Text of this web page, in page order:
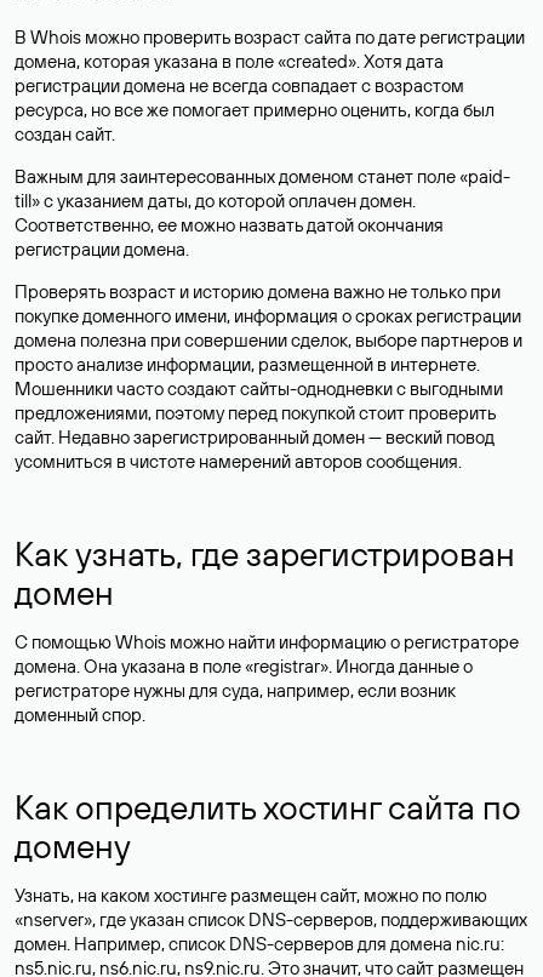
В Whois можно проверить возраст сайта по дате регистрации
домена, которая указана в поле «created». Хотя дата
регистрации домена не всегда совпадает с возрастом
ресурса, но все же помогает примерно оценить, когда был
создан сайт.
Важным для заинтересованных доменом станет поле «paid-
till» с указанием даты, до которой оплачен домен.
Соответственно, ее можно назвать датой окончания
регистрации домена.
Проверять возраст и историю домена важно не только при
покупке доменного имени, информация о сроках регистрации
домена полезна при совершении сделок, выборе партнеров и
просто анализе информации, размещенной в интернете.
Мошенники часто создают сайты-однодневки с выгодными
предложениями, поэтому перед покупкой стоит проверить
сайт. Недавно зарегистрированный домен — веский повод
усомниться в чистоте намерений авторов сообщения.
Как узнать, где зарегистрирован
домен
С помощью Whois можно найти информацию о регистраторе
домена. Она указана в поле «registrar». Иногда данные о
регистраторе нужны для суда, например, если возник
доменный спор.
Как определить хостинг сайта по
домену
Узнать, на каком хостинге размещен сайт, можно по полю
«nserver», где указан список DNS-серверов, поддерживающих
домен. Например, список DNS-серверов для домена nic.ru:
ns5.nic.ru, ns6.nic.ru, ns9.nic.ru. Это значит, что сайт размещен